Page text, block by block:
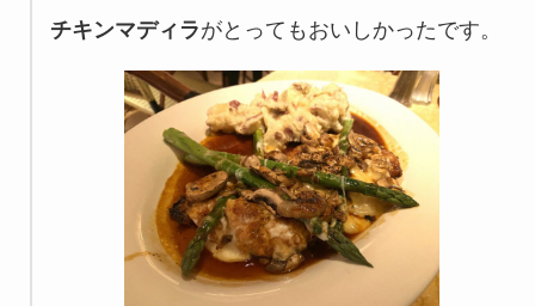
チキンマディラがとってもおいしかったです。